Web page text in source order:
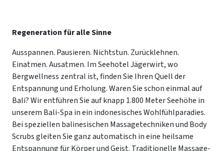
Regeneration für alle Sinne
Ausspannen. Pausieren. Nichtstun. Zurücklehnen.
Einatmen. Ausatmen. Im Seehotel Jägerwirt, wo
Bergwellness zentral ist, finden Sie Ihren Quell der
Entspannung und Erholung. Waren Sie schon einmal auf
Bali? Wir entführen Sie auf knapp 1.800 Meter Seehöhe in
unserem Bali-Spa in ein indonesisches Wohlfühlparadies.
Bei speziellen balinesischen Massagetechniken und Body
Scrubs gleiten Sie ganz automatisch in eine heilsame
Entspannung für Körper und Geist. Traditionelle Massage-